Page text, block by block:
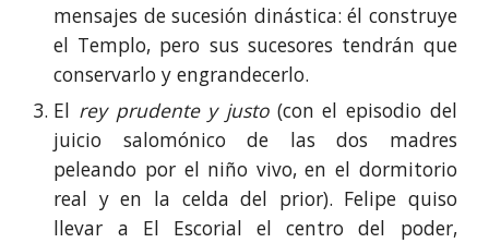
mensajes de sucesión dinástica: él construye
el Templo, pero sus sucesores tendrán que
conservarlo y engrandecerlo.
El rey prudente y justo(con el episodio del
juicio salomónico de las dos madres
peleando por el niño vivo, en el dormitorio
real y en la celda del prior). Felipe quiso
llevar a El Escorial el centro del poder,